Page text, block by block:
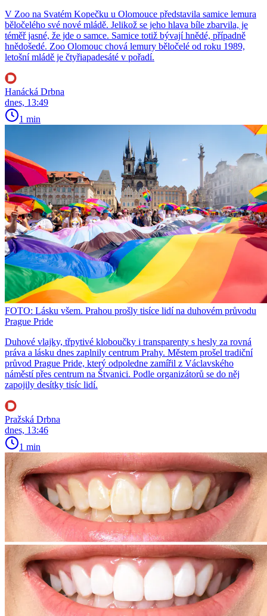
V Zoo na Svatém Kopečku u Olomouce představila samice lemura
běločelého své nové mládě. Jelikož se jeho hlava bíle zbarvila, je
téměř jasné, že jde o samce. Samice totiž bývají hnědé, případně
hnědošedé. Zoo Olomouc chová lemury běločelé od roku 1989,
letošní mládě je čtyřiapadesáté v pořadí.
Hanácká Drbna
dnes, 13:49
1 min
FOTO: Lásku všem. Prahou prošly tisíce lidí na duhovém průvodu
Prague Pride
Duhové vlajky, třpytivé kloboučky i transparenty s hesly za rovná
práva a lásku dnes zaplnily centrum Prahy. Městem prošel tradiční
průvod Prague Pride, který odpoledne zamířil z Václavského
náměstí přes centrum na Štvanici. Podle organizátorů se do něj
zapojily desítky tisíc lidí.
Pražská Drbna
dnes, 13:46
1 min